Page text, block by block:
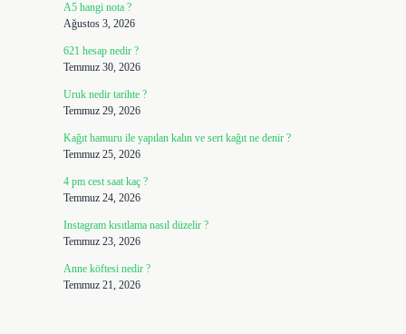
A5 hangi nota ?
Ağustos 3, 2026
621 hesap nedir ?
Temmuz 30, 2026
Uruk nedir tarihte ?
Temmuz 29, 2026
Kağıt hamuru ile yapılan kalın ve sert kağıt ne denir ?
Temmuz 25, 2026
4 pm cest saat kaç ?
Temmuz 24, 2026
Instagram kısıtlama nasıl düzelir ?
Temmuz 23, 2026
Anne köftesi nedir ?
Temmuz 21, 2026